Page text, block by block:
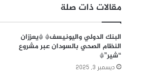
مقالات ذات صلة
البنك الدولي واليونيسف* *يعززان
النظام الصحي بالسودان عبر مشروع
“شير”*
ديسمبر 3, 2025